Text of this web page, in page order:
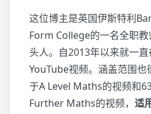
这位博主是英国伊斯特利
Form College的一名全职
头人。自2013年以来就一
YouTube视频。涵盖范围
于A Level Maths的视频和
Further Maths的视频， 适